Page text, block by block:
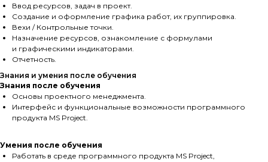
Ввод ресурсов, задач в проект.
Создание и оформление графика работ, их группировка.
Вехи / Контрольные точки.
Назначение ресурсов, ознакомление с формулами
и графическими индикаторами.
Отчетность.
Знания и умения после обучения
Знания после обучения
Основы проектного менеджмента.
Интерфейс и функциональные возможности программного
продукта MS Project.
Умения после обучения
Работать в среде программного продукта MS Project,